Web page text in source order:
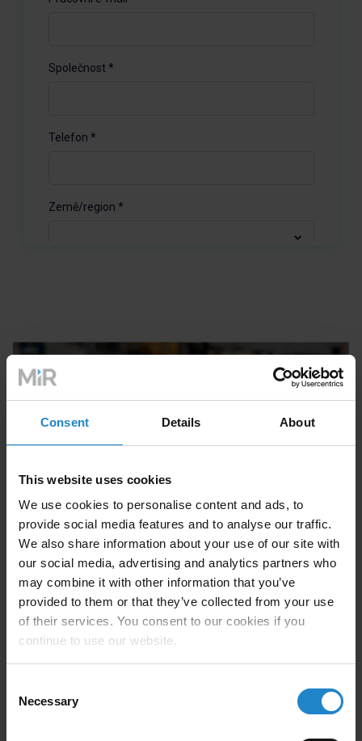
Consent Details About
This website uses cookies
We use cookies to personalise content and ads, to
provide social media features and to analyse our traffic.
We also share information about your use of our site with
our social media, advertising and analytics partners who
may combine it with other information that you’ve
provided to them or that they’ve collected from your use
of their services. You consent to our cookies if you
continue to use our website.
Selection
Necessary
MiR Community
Díky členství v naší komunitě si
můžete navzájem pomáhat s